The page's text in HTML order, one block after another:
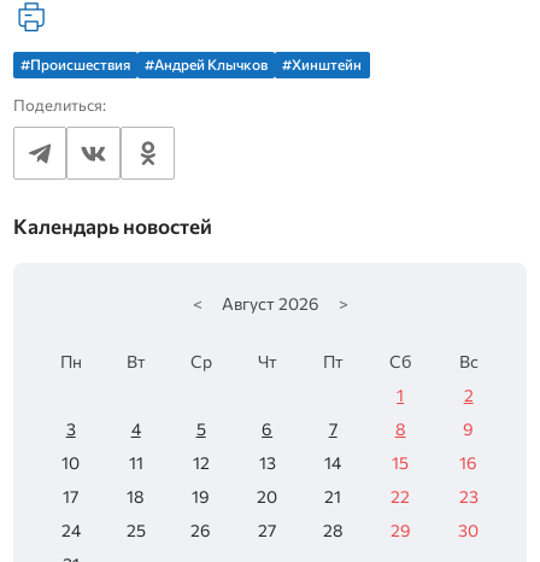
#Происшествия #Андрей Клычков #Хинштейн
Поделиться:
Календарь новостей
< Август 2026 >
Пн Вт Ср Чт Пт Сб
Вс
1
2
3
4 5 6 7 8
9
10
11 12 13 14 15
16
17
18 19 20 21 22
23
24
25 26 27 28 29
30